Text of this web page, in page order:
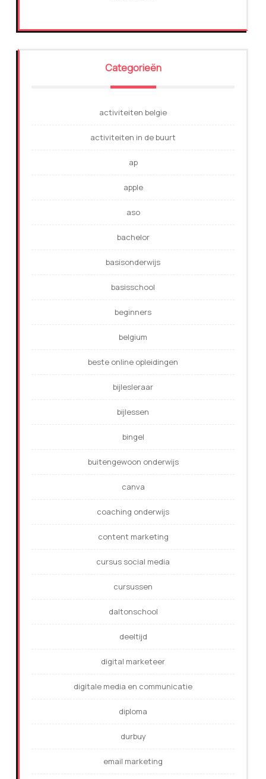
Categorieën
activiteiten belgie
activiteiten in de buurt
ap
apple
aso
bachelor
basisonderwijs
basisschool
beginners
belgium
beste online opleidingen
bijlesleraar
bijlessen
bingel
buitengewoon onderwijs
canva
coaching onderwijs
content marketing
cursus social media
cursussen
daltonschool
deeltijd
digital marketeer
digitale media en communicatie
diploma
durbuy
email marketing